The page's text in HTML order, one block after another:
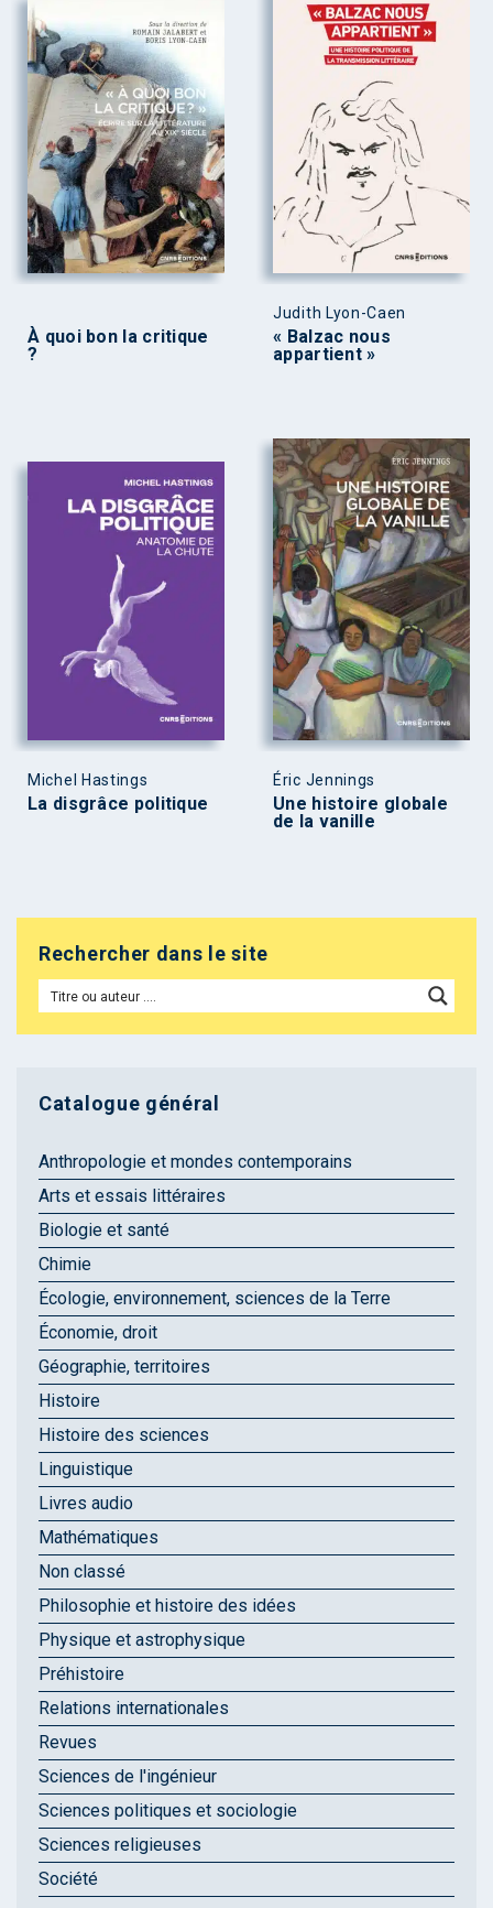
À quoi bon la critique
?
Judith Lyon-Caen
« Balzac nous
appartient »
Michel Hastings
La disgrâce politique
Éric Jennings
Une histoire globale
de la vanille
Rechercher dans le site
Catalogue général
Anthropologie et mondes contemporains
Arts et essais littéraires
Biologie et santé
Chimie
Écologie, environnement, sciences de la Terre
Économie, droit
Géographie, territoires
Histoire
Histoire des sciences
Linguistique
Livres audio
Mathématiques
Non classé
Philosophie et histoire des idées
Physique et astrophysique
Préhistoire
Relations internationales
Revues
Sciences de l'ingénieur
Sciences politiques et sociologie
Sciences religieuses
Société